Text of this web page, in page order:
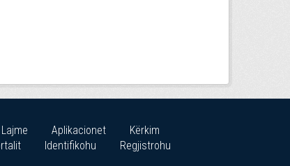
Lajme Aplikacionet
Kërkim
Identifikohu Regjistrohu